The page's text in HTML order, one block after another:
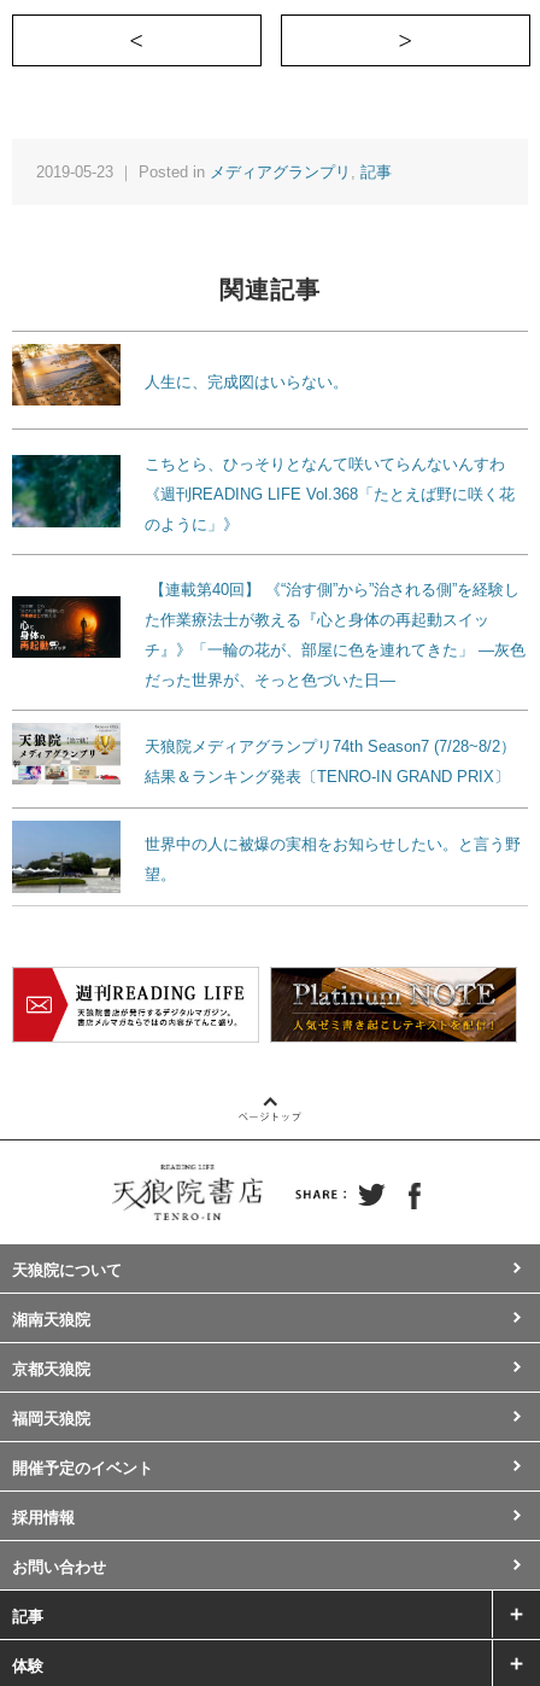
＜ ボルダリングに学ぶ、告白術
2019-05-23 ｜ Posted in メディアグランプリ , 記事
関連記事
人生に、完成図はいらない。
こちとら、ひっそりとなんて咲いてらんないんすわ
《週刊READING LIFE Vol.368「たとえば野に咲く花
のように」》
【連載第40回】 《“治す側”から”治される側”を経験し
た作業療法士が教える『心と身体の再起動スイッ
チ』》「一輪の花が、部屋に色を連れてきた」 ―灰色
だった世界が、そっと色づいた日―
天狼院メディアグランプリ74th Season7 (7/28~8/2）
結果＆ランキング発表〔TENRO-IN GRAND PRIX〕
世界中の人に被爆の実相をお知らせしたい。と言う野
望。
天狼院について
湘南天狼院
京都天狼院
福岡天狼院
開催予定のイベント
採用情報
お問い合わせ
記事
体験